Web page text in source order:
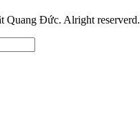
Quang Đức. Alright reserverd.